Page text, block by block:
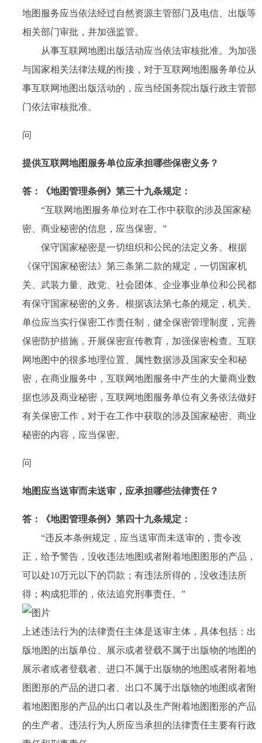
地图服务应当依法经过自然资源主管部门及电信、出版等
相关部门审批，并加强监管。
从事互联网地图出版活动应当依法审核批准。为加强
与国家相关法律法规的衔接，对于互联网地图服务单位从
事互联网地图出版活动的，应当经国务院出版行政主管部
门依法审核批准。
问
提供互联网地图服务单位应承担哪些保密义务？
答：
《地图管理条例》第三十九条规定：
“互联网地图服务单位对在工作中获取的涉及国家秘
密、商业秘密的信息，应当保密。”
保守国家秘密是一切组织和公民的法定义务。根据
《保守国家秘密法》第三条第二款的规定，一切国家机
关、武装力量、政党、社会团体、企业事业单位和公民都
有保守国家秘密的义务。根据该法第七条的规定，机关、
单位应当实行保密工作责任制，健全保密管理制度，完善
保密防护措施，开展保密宣传教育，加强保密检查。互联
网地图中的很多地理位置、属性数据涉及国家安全和秘
密，在商业服务中，互联网地图服务中产生的大量商业数
据也涉及商业秘密，互联网地图服务单位有义务依法做好
有关保密工作，对于在工作中获取的涉及国家秘密、商业
秘密的内容，应当保密。
问
地图应当送审而未送审，应承担哪些法律责任？
答：
《地图管理条例》第四十九条规定：
“违反本条例规定，应当送审而未送审的，责令改
正，给予警告，没收违法地图或者附着地图图形的产品，
可以处10万元以下的罚款；有违法所得的，没收违法所
得；构成犯罪的，依法追究刑事责任。”
上述违法行为的法律责任主体是送审主体，具体包括：出
版地图的出版单位、展示或者登载不属于出版物的地图的
展示者或者登载者、进口不属于出版物的地图或者附着地
图图形的产品的进口者、出口不属于出版物的地图或者附
着地图图形的产品的出口者以及生产附着地图图形的产品
的生产者。违法行为人所应当承担的法律责任主要有行政